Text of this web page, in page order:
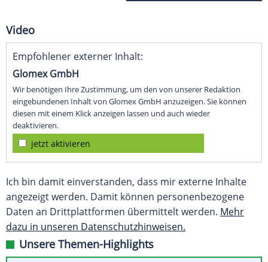
Video
Empfohlener externer Inhalt:
Glomex GmbH
Wir benötigen Ihre Zustimmung, um den von unserer Redaktion
eingebundenen Inhalt von Glomex GmbH anzuzeigen. Sie können
diesen mit einem Klick anzeigen lassen und auch wieder
deaktivieren.
jetzt aktivieren
Ich bin damit einverstanden, dass mir externe Inhalte
angezeigt werden. Damit können personenbezogene
Daten an Drittplattformen übermittelt werden. Mehr
dazu in unseren Datenschutzhinweisen.
Unsere Themen-Highlights